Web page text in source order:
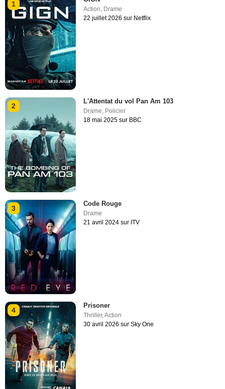
1
Action, Drame
22 juillet 2026 sur Netflix
2
L'Attentat du vol Pan Am 103
Drame, Policier
18 mai 2025 sur BBC
3
Code Rouge
Drame
21 avril 2024 sur ITV
4
Prisoner
Thriller,Action
30 avril 2026 sur Sky One